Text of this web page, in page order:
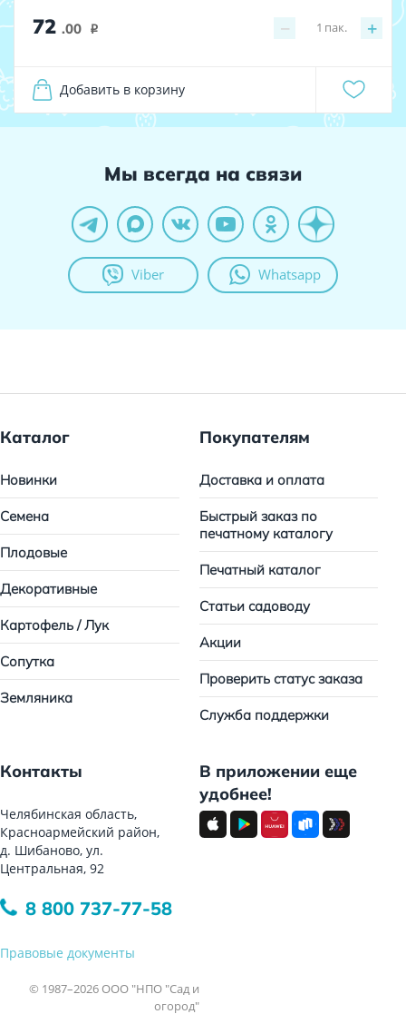
72 .00 i − +
1 пак.
Добавить в корзину
Мы всегда на связи
Viber Whatsapp
Каталог
Новинки
Семена
Плодовые
Декоративные
Картофель / Лук
Сопутка
Земляника
Покупателям
Доставка и оплата
Быстрый заказ по
печатному каталогу
Печатный каталог
Статьи садоводу
Акции
Проверить статус заказа
Служба поддержки
Контакты
Челябинская область,
Красноармейский район,
д. Шибаново, ул.
Центральная, 92
8 800 737-77-58
Правовые документы
© 1987–2026 ООО "НПО "Сад и
огород"
В приложении еще
удобнее!